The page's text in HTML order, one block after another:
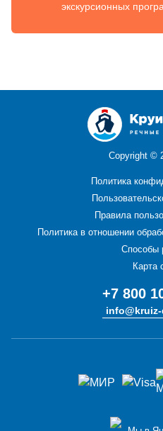
экскурсионных
Copyright ©
Политика
Правила
Политика в отношении
Способы
Карта
+7 800